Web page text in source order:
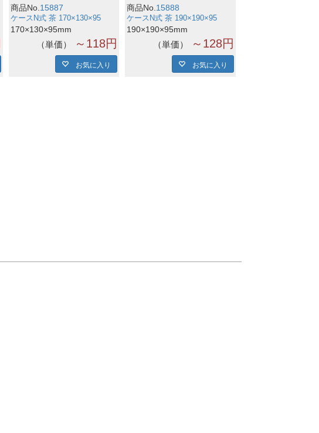
商品No.15887
ケースN式 茶 170×130×95
170×130×95mm
単価 ～118円
お気に入り
商品No.15888
ケースN式 茶 190×190×95
190×190×95mm
単価 ～128円
お気に入り